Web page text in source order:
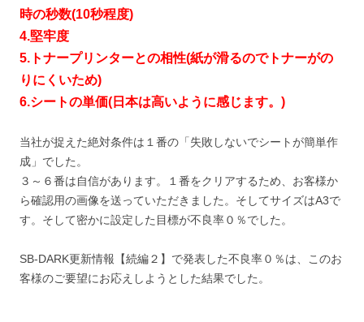
時の秒数(10秒程度)
4.堅牢度
5.トナープリンターとの相性(紙が滑るのでトナーがの
りにくいため)
6.シートの単価(日本は高いように感じます。)
当社が捉えた絶対条件は１番の「失敗しないでシートが簡単作
成」でした。
３～６番は自信があります。１番をクリアするため、お客様か
ら確認用の画像を送っていただきました。そしてサイズはA3で
す。そして密かに設定した目標が不良率０％でした。
SB-DARK更新情報【続編２】で発表した不良率０％は、このお
客様のご要望にお応えしようとした結果でした。